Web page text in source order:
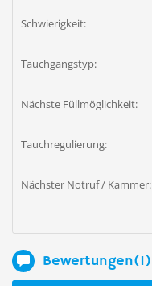
Schwierigkeit:
Tauchgangstyp:
Nächste Füllmöglichkeit:
Tauchregulierung:
Nächster Notruf / Kammer:
Bewertungen(1)